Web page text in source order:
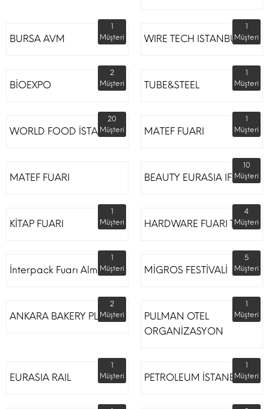
BURSA AVM
1
Müşteri
WIRE TECH ISTANBUL
1
Müşteri
BİOEXPO
2
Müşteri
TUBE&STEEL
1
Müşteri
WORLD FOOD İSTANBUL
20
Müşteri
MATEF FUARI
1
Müşteri
MATEF FUARI BEAUTY EURASIA IFM
10
Müşteri
KİTAP FUARI
1
Müşteri
HARDWARE FUARI TÜYAP
4
Müşteri
İnterpack Fuarı Almanya
1
Müşteri
MİGROS FESTİVALİ
5
Müşteri
ANKARA BAKERY PLUS
2
Müşteri
PULMAN OTEL
ORGANİZASYON
1
Müşteri
EURASIA RAIL
1
Müşteri
PETROLEUM İSTANBUL
1
Müşteri